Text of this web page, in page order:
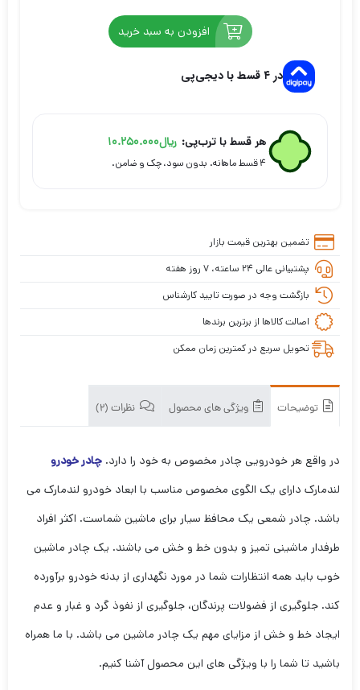
افزودن به سبد خرید
در ۴ قسط با دیجی‌پی
هر قسط با ترب‌پی: ریال10.250.000
۴ قسط ماهانه. بدون سود، چک و ضامن.
تضمین بهترین قیمت بازار
پشتیبانی عالی ۲۴ ساعته، ۷ روز هفته
بازگشت وجه در صورت تایید کارشناس
اصالت کالاها از برترین برندها
تحویل سریع در کمترین زمان ممکن
توضیحات ویژگی های محصول نظرات (2)
در واقع هر خودرویی چادر مخصوص به خود را دارد. چادر خودرو
لندمارک دارای یک الگوی مخصوص مناسب با ابعاد خودرو لندمارک می
باشد. چادر شمعی یک محافظ سیار برای ماشین شماست. اکثر افراد
طرفدار ماشینی تمیز و بدون خط و خش می باشند. یک چادر ماشین
خوب باید همه انتظارات شما در مورد نگهداری از بدنه خودرو برآورده
کند. جلوگیری از فضولات پرندگان، جلوگیری از نفوذ گرد و غبار و عدم
ایجاد خط و خش از مزایای مهم یک چادر ماشین می باشد. با ما همراه
باشید تا شما را با ویژگی های این محصول آشنا کنیم.